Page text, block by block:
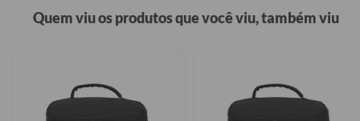
Quem viu os produtos que você viu, também viu